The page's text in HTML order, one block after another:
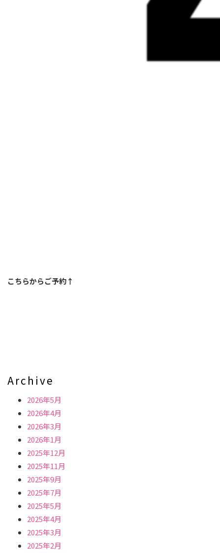
こちらからご予約↑
Archive
2026年5月
2026年4月
2026年3月
2026年1月
2025年12月
2025年11月
2025年9月
2025年7月
2025年5月
2025年4月
2025年3月
2025年2月